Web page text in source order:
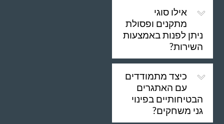
אילו סוגי
מתקנים ופסולת
ניתן לפנות באמצעות
השירות?
כיצד מתמודדים
עם האתגרים
הבטיחותיים בפינוי
גני משחקים?